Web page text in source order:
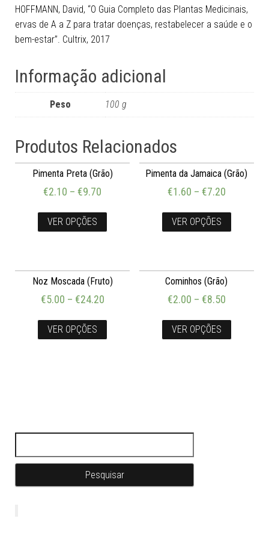
HOFFMANN, David, “O Guia Completo das Plantas Medicinais,
ervas de A a Z para tratar doenças, restabelecer a saúde e o
bem-estar”. Cultrix, 2017
Informação adicional
Peso 100 g
Produtos Relacionados
Pimenta Preta (Grão)
€2.10 –€9.70
VER OPÇÕES
Pimenta da Jamaica (Grão)
€1.60 – €7.20
VER OPÇÕES
Noz Moscada (Fruto)
€5.00 – €24.20
VER OPÇÕES
Cominhos (Grão)
€2.00 – €8.50
VER OPÇÕES